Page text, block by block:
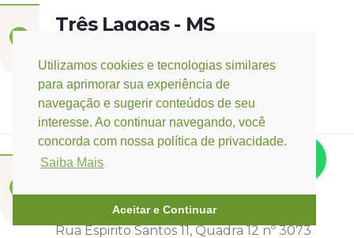
Utilizamos cookies e tecnologias similares
para aprimorar sua experiência de
navegação e sugerir conteúdos de seu
interesse. Ao continuar navegando, você
concorda com nossa política de privacidade.
Saiba Mais
Aceitar e Continuar
Três Lagoas - MS
Rua Eurídice Chagas Cruz, 2675
Centro
(67) 9 9249-5406
Campo Verde - MT
Rondonópolis - MT
Rua Espirito Santos 11, Quadra 12 nº 3073